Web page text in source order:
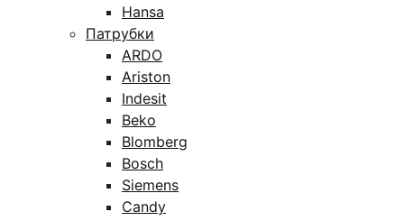
Hansa
Патрубки
ARDO
Ariston
Indesit
Beko
Blomberg
Bosch
Siemens
Candy